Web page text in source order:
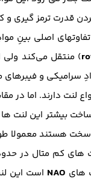
بردن قدرت ترمز گیری
اصلی بینِ
) منتقل می‌کند ولی
سرامیکی و فیبرهای
لنت دارند. اما در
بیشتر این لنت ها
هستند معمولا
های کم متال در
های NAO است این